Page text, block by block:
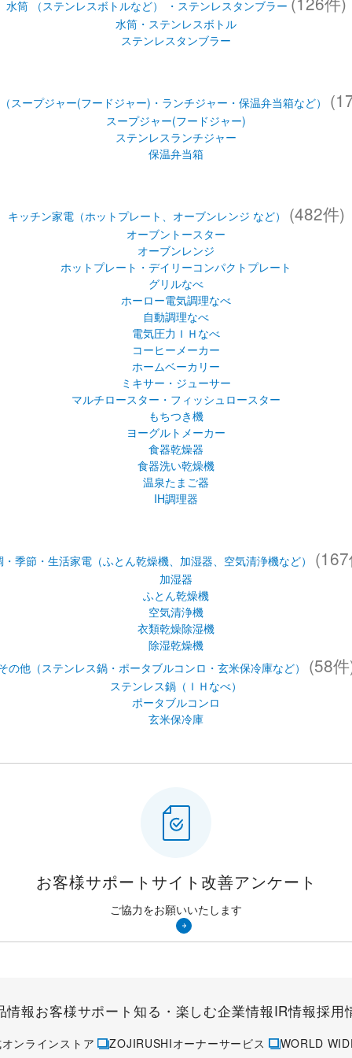
水筒 （ステンレスボトルなど） ・ステンレスタンブラー
水筒・ステンレスボトル
ステンレスタンブラー
スープジャー(フードジャー)・ランチジャー・保温弁当箱など）
スープジャー(フードジャー)
ステンレスランチジャー
保温弁当箱
キッチン家電（ホットプレート、オーブンレンジ など） (482件)
オーブントースター
オーブンレンジ
ホットプレート・デイリーコンパクトプレート
グリルなべ
ホーロー電気調理なべ
自動調理なべ
電気圧力ＩＨなべ
コーヒーメーカー
ホームベーカリー
ミキサー・ジューサー
マルチロースター・フィッシュロースター
もちつき機
ヨーグルトメーカー
食器乾燥器
食器洗い乾燥機
温泉たまご器
IH調理器
・季節・生活家電（ふとん乾燥機、加湿器、空気清浄機など）
加湿器
ふとん乾燥機
空気清浄機
衣類乾燥除湿機
除湿乾燥機
の他（ステンレス鍋・ポータブルコンロ・玄米保冷庫など）
(58
ステンレス鍋（ＩＨなべ）
ポータブルコンロ
玄米保冷庫
お客様サポートサイト 改善アンケート
ご協力をお願いいたします
情報お客様サポート知る・楽しむ企業情報IR情報採用
ンラインストア ZOJIRUSHIオーナーサービス WORLD